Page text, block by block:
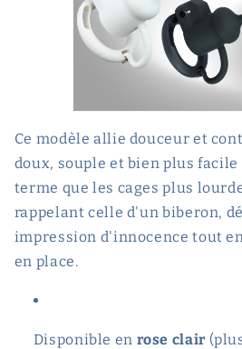
Ce modèle allie douceur et
doux, souple et bien plus facile
terme que les cages plus
rappelant celle d'un biberon,
impression d'innocence tout
en place.
Disponible en rose clair